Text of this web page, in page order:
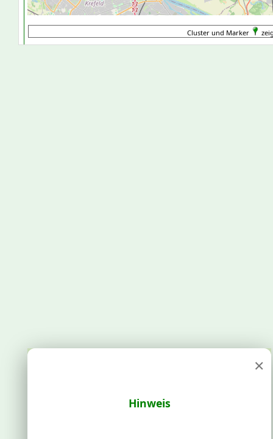
Cluster und Marker
×
Hinweis